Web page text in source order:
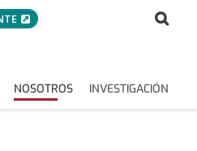
NOSOTROS INVESTIGACIÓN